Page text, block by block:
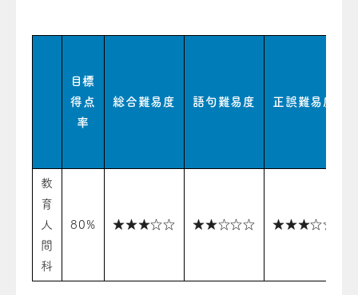
目標
得点
率
総合難易度 語句難易度 正誤難易度
教
育
人
間
科
80% ★★★☆☆ ★★☆☆☆ ★★★☆☆